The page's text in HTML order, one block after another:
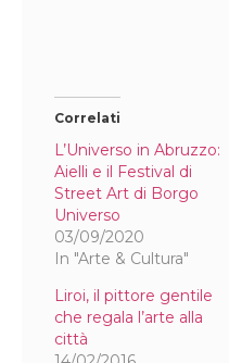
Correlati
L’Universo in Abruzzo:
Aielli e il Festival di
Street Art di Borgo
Universo
03/09/2020
In "Arte & Cultura"
Liroi, il pittore gentile
che regala l’arte alla
città